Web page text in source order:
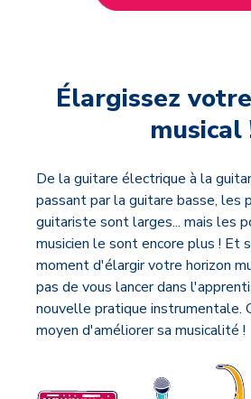
Élargissez
musical
De la guitare électrique à la
passant par la guitare basse, les
guitariste sont larges... mais les
musicien le sont encore plus ! Et
moment d'élargir votre horizon
pas de vous lancer dans
nouvelle pratique instrumentale.
moyen d'améliorer sa musicalité !